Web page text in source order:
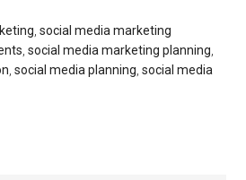
,social media marketing
,social media marketing planning,
,social media planning,social media